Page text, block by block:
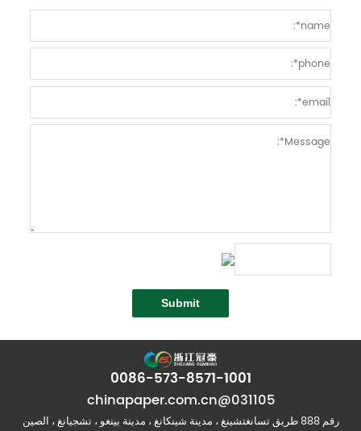
0086-573-8571-1001
031105@chinapaper.com.cn
رقم 888 طريق تسانغتشينغ ، مدينة شينكانغ ، مدينة بينغو ، تشجيانغ ، الصين